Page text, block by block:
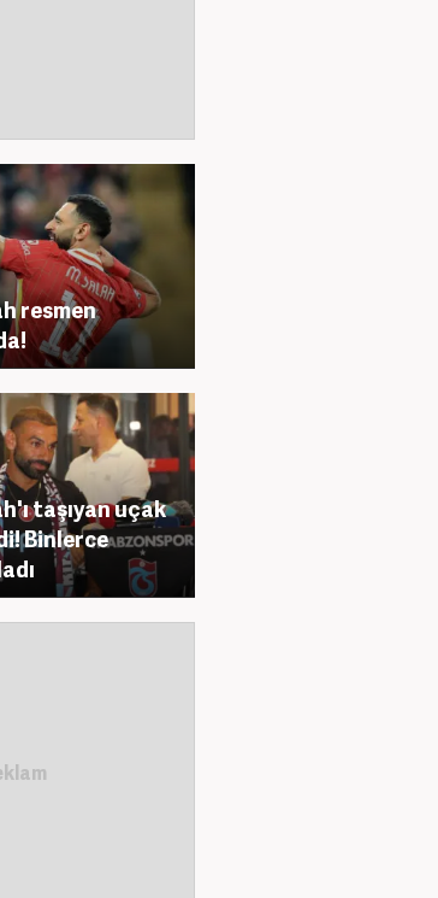
resmen
taşıyan uçak
Binlerce